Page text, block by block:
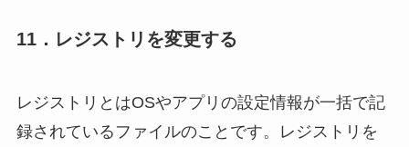
11．レジストリを変更する
レジストリとはOSやアプリの設定情報が一括で記
録されているファイルのことです。レジストリを